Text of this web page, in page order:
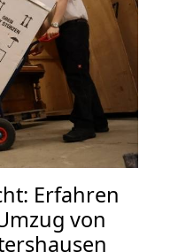
Erfahren
von